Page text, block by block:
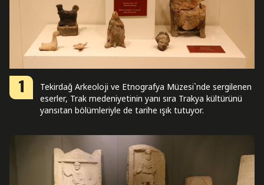
1
Tekirdağ Arkeoloji ve Etnografya Müzesi`nde sergilenen
eserler, Trak medeniyetinin yanı sıra Trakya kültürünü
yansıtan bölümleriyle de tarihe ışık tutuyor.